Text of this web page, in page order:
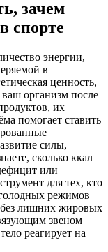
зачем
спорте
энергии,
в
ценность,
ваш организм после
их
помогает ставить
силы,
сколько ккал
или
для тех, кто
режимов
лишних жировых
звеном
реагирует на